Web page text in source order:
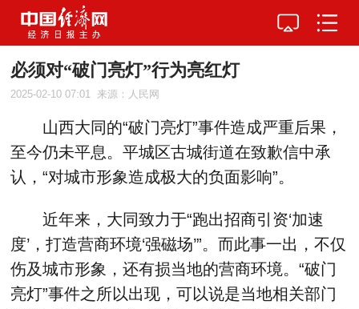
必须对“破门亮灯”行为亮红灯
2025-02-10 07:01 来源：人民网
山西大同的“破门亮灯”事件造成严重后果，
至今仍未平息。平城区古城街道在致歉信中承
认，“对城市形象造成极大的负面影响”。
近年来，大同致力于“跑出招商引资‘加速
度’，打造营商环境‘强磁场’”。而此事一出，不仅
伤及城市形象，还有损当地的营商环境。“破门
亮灯”事件之所以出现，可以说是当地相关部门